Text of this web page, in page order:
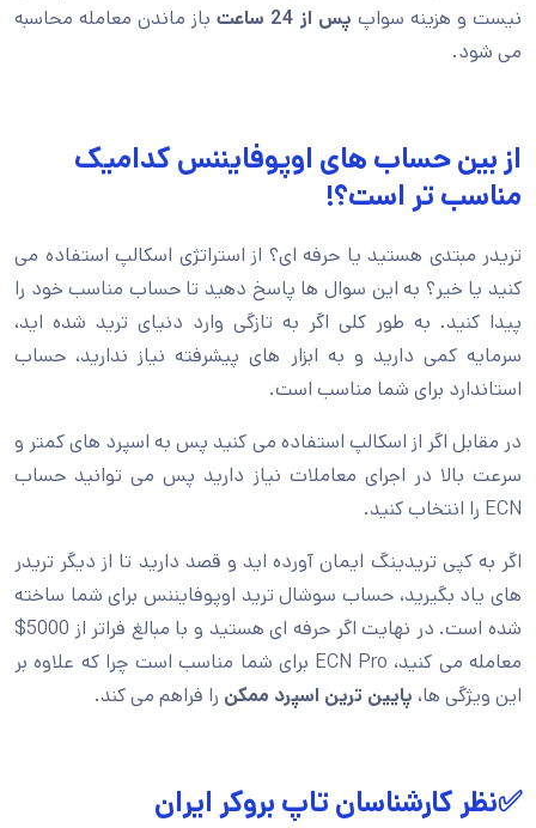
نیست و هزینه سواپ پس از 24 ساعت
باز ماندن معامله محاسبه
می شود.
از بین حساب های اوپوفایننس کدامیک
مناسب تر است؟!
تریدر مبتدی هستید یا حرفه ای؟ از استراتژی اسکالپ استفاده می
کنید یا خیر؟ به این سوال ها پاسخ دهید تا حساب مناسب خود را
پیدا کنید. به طور کلی اگر به تازگی وارد دنیای ترید شده اید،
سرمایه کمی دارید و به ابزار های پیشرفته نیاز ندارید، حساب
استاندارد برای شما مناسب است.
در مقابل اگر از اسکالپ استفاده می کنید پس به اسپرد های کمتر و
سرعت بالا در اجرای معاملات نیاز دارید پس می توانید حساب
ECN را انتخاب کنید.
اگر به کپی تریدینگ ایمان آورده اید و قصد دارید تا از دیگر تریدر
های یاد بگیرید، حساب سوشال ترید اوپوفایننس برای شما ساخته
شده است. در نهایت اگر حرفه ای هستید و با مبالغ فراتر از 5000$
معامله می کنید، ECN Pro برای شما مناسب است چرا که علاوه بر
این ویژگی ها، پایین ترین اسپرد ممکن را فراهم می کند.
✅نظر کارشناسان تاپ بروکر ایران